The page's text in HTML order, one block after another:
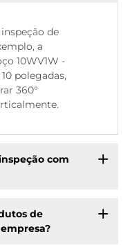
de
a
10WV1W -
polegadas,
360°
com
de